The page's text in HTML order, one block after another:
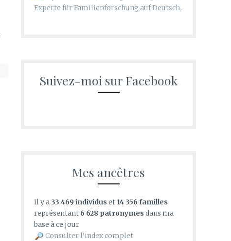
Experte für Familienforschung auf Deutsch
Suivez-moi sur Facebook
Mes ancêtres
Il y a 33 469 individus et 14 356 familles
représentant 6 628 patronymes dans ma
base à ce jour
Consulter l’index complet